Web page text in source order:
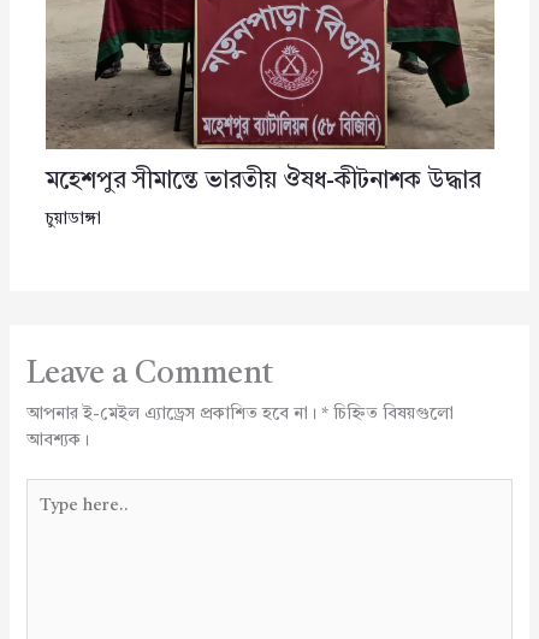
মহেশপুর সীমান্তে ভারতীয় ঔষধ-কীটনাশক উদ্ধার
চুয়াডাঙ্গা
Leave a Comment
আপনার ই-মেইল এ্যাড্রেস প্রকাশিত হবে না। *চিহ্নিত বিষয়গুলো
আবশ্যক।
here..